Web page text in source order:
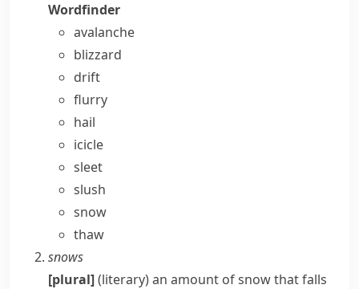
Wordfinder
avalanche
blizzard
drift
flurry
hail
icicle
sleet
slush
snow
thaw
snows
[plural](literary)an amount of snow that falls